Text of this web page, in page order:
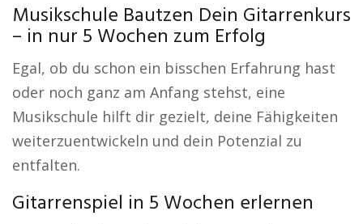
Musikschule Bautzen Dein Gitarrenkurs
– in nur 5 Wochen zum Erfolg
Egal, ob du schon ein bisschen Erfahrung hast
oder noch ganz am Anfang stehst, eine
Musikschule hilft dir gezielt, deine Fähigkeiten
weiterzuentwickeln und dein Potenzial zu
entfalten.
Gitarrenspiel in 5 Wochen erlernen